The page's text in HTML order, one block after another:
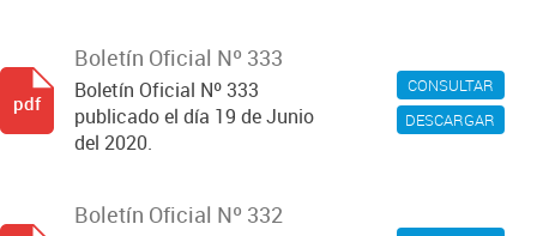
CONSULTAR
DESCARGAR
Boletín Oficial Nº 333
Boletín Oficial Nº 333
publicado el día 19 de Junio
del 2020.
pdf
Boletín Oficial Nº 332